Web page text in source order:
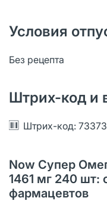
Условия
Без рецепта
Штрих-код и
Штрих-код:
Now Супер
1461 мг 240 шт:
фармацевтов